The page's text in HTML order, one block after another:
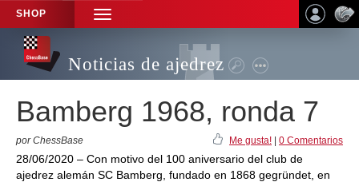
SHOP
TOGGLE
NAVIGATION
Noticias de ajedrez
Bamberg 1968, ronda 7
por ChessBase Me gusta! 0 Comentarios
28/06/2020 – Con motivo del 100 aniversario del club de
ajedrez alemán SC Bamberg, fundado en 1868 gegründet, en